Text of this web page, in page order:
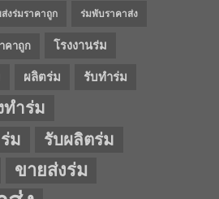
งร่มราคาถูก ร่มพับราคาส่ง
คาถูก โรงงานร่ม
ผลิตร่ม รับทำร่ม
ทำร่ม
ม
รับผลิตร่ม
ขายส่งร่ม